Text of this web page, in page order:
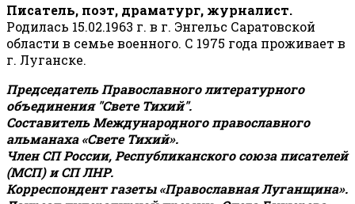
Писатель, поэт, драматург, журналист.
Родилась 15.02.1963 г. в г. Энгельс Саратовской
области в семье военного. С 1975 года проживает в
г. Луганске.
Председатель Православного литературного
объединения "Свете Тихий".
Составитель Международного православного
альманаха «Свете Тихий».
Член СП России, Республиканского союза писателей
(МСП) и СП ЛНР.
Корреспондент газеты «Православная Луганщина».